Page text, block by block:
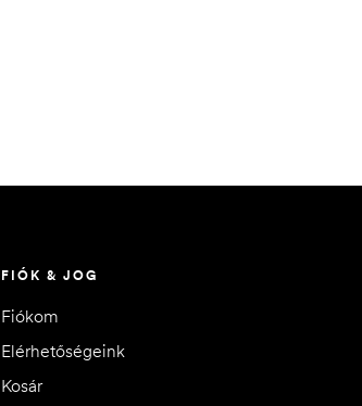
FIÓK & JOG
Fiókom
Elérhetőségeink
Kosár